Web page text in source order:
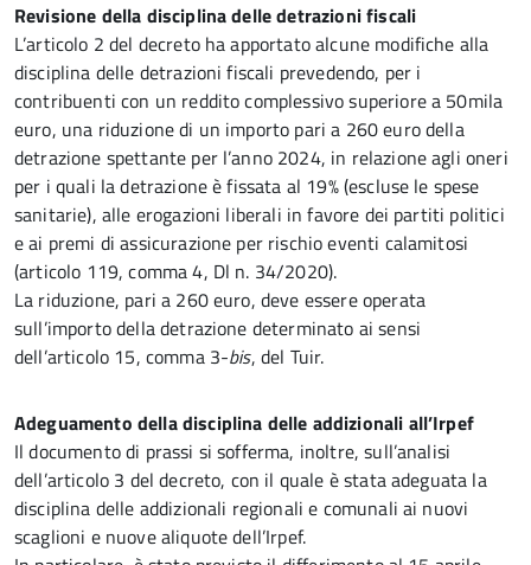
Revisione della disciplina delle detrazioni fiscali
L’articolo 2 del decreto ha apportato alcune modifiche alla
disciplina delle detrazioni fiscali prevedendo, per i
contribuenti con un reddito complessivo superiore a 50mila
euro, una riduzione di un importo pari a 260 euro della
detrazione spettante per l’anno 2024, in relazione agli oneri
per i quali la detrazione è fissata al 19% (escluse le spese
sanitarie), alle erogazioni liberali in favore dei partiti politici
e ai premi di assicurazione per rischio eventi calamitosi
(articolo 119, comma 4, Dl n. 34/2020).
La riduzione, pari a 260 euro, deve essere operata
sull’importo della detrazione determinato ai sensi
dell’articolo 15, comma 3-bis, del Tuir.
Adeguamento della disciplina delle addizionali all’Irpef
Il documento di prassi si sofferma, inoltre, sull’analisi
dell’articolo 3 del decreto, con il quale è stata adeguata la
disciplina delle addizionali regionali e comunali ai nuovi
scaglioni e nuove aliquote dell’Irpef.